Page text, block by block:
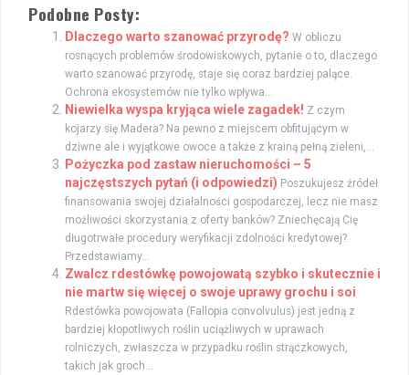
Podobne Posty:
Dlaczego warto szanować przyrodę? W obliczu
rosnących problemów środowiskowych, pytanie o to, dlaczego
warto szanować przyrodę, staje się coraz bardziej palące.
Ochrona ekosystemów nie tylko wpływa...
Niewielka wyspa kryjąca wiele zagadek! Z czym
kojarzy się Madera? Na pewno z miejscem obfitującym w
dziwne ale i wyjątkowe owoce a także z krainą pełną zieleni,...
Pożyczka pod zastaw nieruchomości – 5
najczęstszych pytań (i odpowiedzi) Poszukujesz źródeł
finansowania swojej działalności gospodarczej, lecz nie masz
możliwości skorzystania z oferty banków? Zniechęcają Cię
długotrwałe procedury weryfikacji zdolności kredytowej?
Przedstawiamy...
Zwalcz rdestówkę powojowatą szybko i skutecznie i
nie martw się więcej o swoje uprawy grochu i soi
Rdestówka powojowata (Fallopia convolvulus) jest jedną z
bardziej kłopotliwych roślin uciążliwych w uprawach
rolniczych, zwłaszcza w przypadku roślin strączkowych,
takich jak groch...